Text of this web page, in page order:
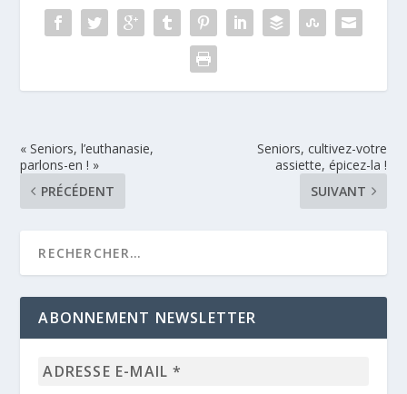
« Seniors, l’euthanasie,
parlons-en ! »
PRÉCÉDENT
Seniors, cultivez-votre
assiette, épicez-la !
SUIVANT
ABONNEMENT NEWSLETTER
Adresse